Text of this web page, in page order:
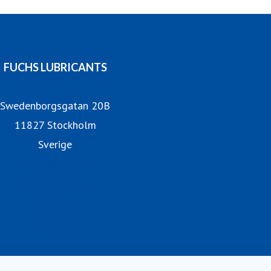
FUCHS LUBRICANTS
Swedenborgsgatan 20B
11827 Stockholm
Sverige